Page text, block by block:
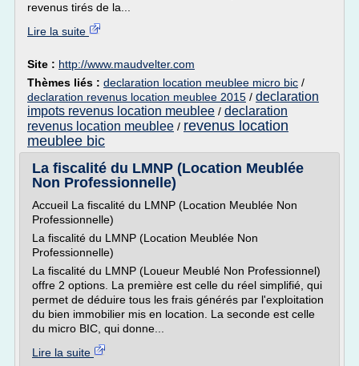
revenus tirés de la...
Lire la suite
Site : http://www.maudvelter.com
Thèmes liés : declaration location meublee micro bic /
declaration revenus location meublee 2015 / declaration
impots revenus location meublee / declaration
revenus location meublee / revenus location
meublee bic
La fiscalité du LMNP (Location Meublée
Non Professionnelle)
Accueil La fiscalité du LMNP (Location Meublée Non
Professionnelle)
La fiscalité du LMNP (Location Meublée Non
Professionnelle)
La fiscalité du LMNP (Loueur Meublé Non Professionnel)
offre 2 options. La première est celle du réel simplifié, qui
permet de déduire tous les frais générés par l'exploitation
du bien immobilier mis en location. La seconde est celle
du micro BIC, qui donne...
Lire la suite